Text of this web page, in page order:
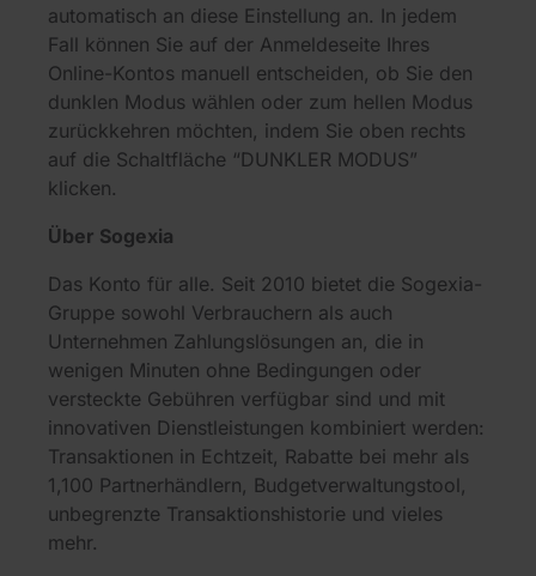
automatisch an diese Einstellung an. In jedem
Fall können Sie auf der Anmeldeseite Ihres
Online-Kontos manuell entscheiden, ob Sie den
dunklen Modus wählen oder zum hellen Modus
zurückkehren möchten, indem Sie oben rechts
auf die Schaltfläche “DUNKLER MODUS”
klicken.
Über Sogexia
Das Konto für alle. Seit 2010 bietet die Sogexia-
Gruppe sowohl Verbrauchern als auch
Unternehmen Zahlungslösungen an, die in
wenigen Minuten ohne Bedingungen oder
versteckte Gebühren verfügbar sind und mit
innovativen Dienstleistungen kombiniert werden:
Transaktionen in Echtzeit, Rabatte bei mehr als
1,100 Partnerhändlern, Budgetverwaltungstool,
unbegrenzte Transaktionshistorie und vieles
mehr.